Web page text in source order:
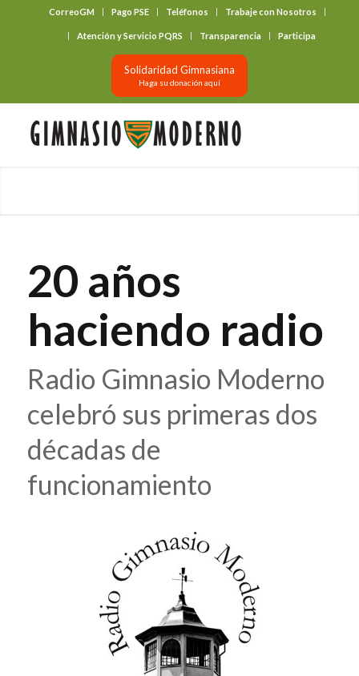
CorreoGM Pago PSE Teléfonos Trabaje con Nosotros
Atención y Servicio PQRS Transparencia Participa
Solidaridad Gimnasiana
Haga su donación aquí
20 años
haciendo radio
Radio Gimnasio Moderno
celebró sus primeras dos
décadas de
funcionamiento